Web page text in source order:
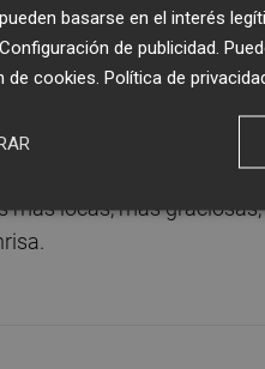
más locas, más
basarse en el interés
Configuración de publicidad .
de cookies Política de